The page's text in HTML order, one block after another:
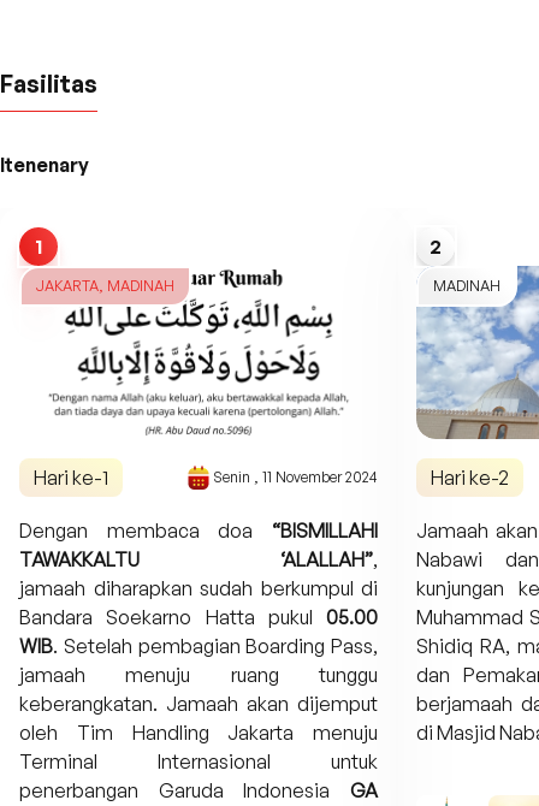
Fasilitas
Itenenary
1
JAKARTA, MADINAH
Hari ke-1 Senin , 11 November 2024
Dengan membaca doa “BISMILLAHI
TAWAKKALTU ‘ALALLAH”,
jamaah diharapkan sudah berkumpul di
Bandara Soekarno Hatta pukul 05.00
WIB. Setelah pembagian Boarding Pass,
jamaah menuju ruang tunggu
keberangkatan. Jamaah akan dijemput
oleh Tim Handling Jakarta menuju
Terminal Internasional untuk
penerbangan Garuda Indonesia GA
2
MADINAH
Hari ke-2
Jamaah
Nabawi
kunjungan
Muhammad
Shidiq RA,
dan
berjamaah
di Masjid